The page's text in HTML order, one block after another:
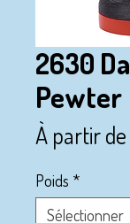
2630
Pewter
À partir de
Poids *